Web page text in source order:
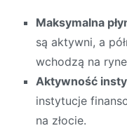
Maksymalna
są aktywni, a
wchodzą na
Aktywność
instytucje
na złocie.